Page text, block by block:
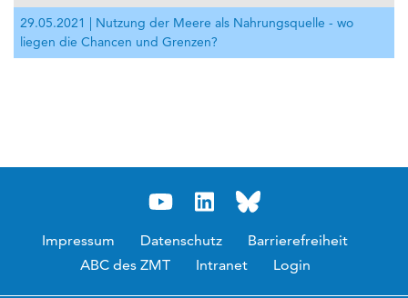
29.05.2021 | Nutzung der Meere als Nahrungsquelle - wo
liegen die Chancen und Grenzen?
Impressum Datenschutz
Barrierefreiheit
ABC des ZMT
Intranet Login